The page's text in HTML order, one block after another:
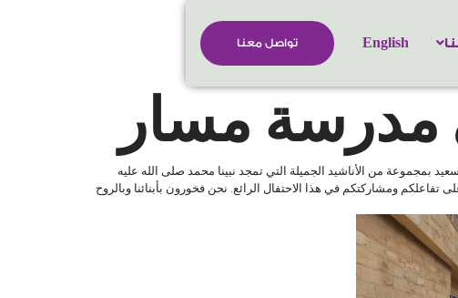
English تواصل معنا
مدرسة مسار
بمجموعة من الأناشيد الجميلة التي تمجد نبينا محمد صلى الله عليه
ومشاركتكم في هذا الاحتفال الرائع. نحن فخورون بأبنائنا وبالروح